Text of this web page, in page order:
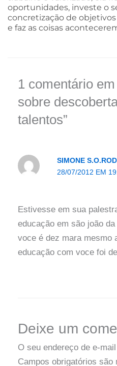
oportunidades, investe o
concretização de
e faz as coisas
1 comentário
sobre
talentos”
SIMONE
28/07/2012 EM
Estivesse em sua
educação em são joão
voce é dez mara mesmo
educação com voce foi
Deixe um
O seu endereço de e-
Campos obrigatórios são